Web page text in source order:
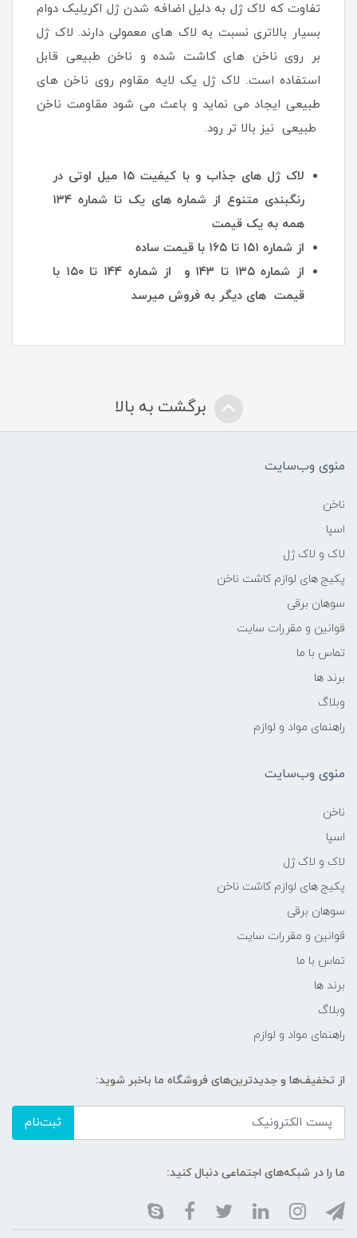
تفاوت که لاک ژل به دلیل اضافه شدن ژل اکریلیک دوام
بسیار بالاتری نسبت به لاک های معمولی دارند. لاک ژل
بر روی ناخن های کاشت شده و ناخن طبیعی قابل
استفاده است. لاک ژل یک لایه مقاوم روی ناخن های
طبیعی ایجاد می نماید و باعث می شود مقاومت ناخن
طبیعی نیز بالا تر رود.
لاک ژل های جذاب و با کیفیت ۱۵ میل اوتی در
رنگبندی متنوع از شماره های یک تا شماره ۱۳۴
همه به یک قیمت
از شماره ۱۵۱ تا ۱۶۵ با قیمت ساده
از شماره ۱۳۵ تا ۱۴۳ و از شماره ۱۴۴ تا ۱۵۰ با
قیمت های دیگر به فروش میرسد
برگشت به بالا
منوی وب‌سایت
ناخن
اسپا
لاک و لاک ژل
پکیج های لوازم کاشت ناخن
سوهان برقی
قوانین و مقررات سایت
تماس با ما
برند ها
وبلاگ
راهنمای مواد و لوازم
منوی وب‌سایت
ناخن
اسپا
لاک و لاک ژل
پکیج های لوازم کاشت ناخن
سوهان برقی
قوانین و مقررات سایت
تماس با ما
برند ها
وبلاگ
راهنمای مواد و لوازم
از تخفیف‌ها و جدیدترین‌های فروشگاه ما باخبر شوید:
ثبت‌نام
ما را در شبکه‌های اجتماعی دنبال کنید: